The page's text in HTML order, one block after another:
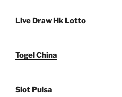
Live Draw Hk Lotto
Togel China
Slot Pulsa